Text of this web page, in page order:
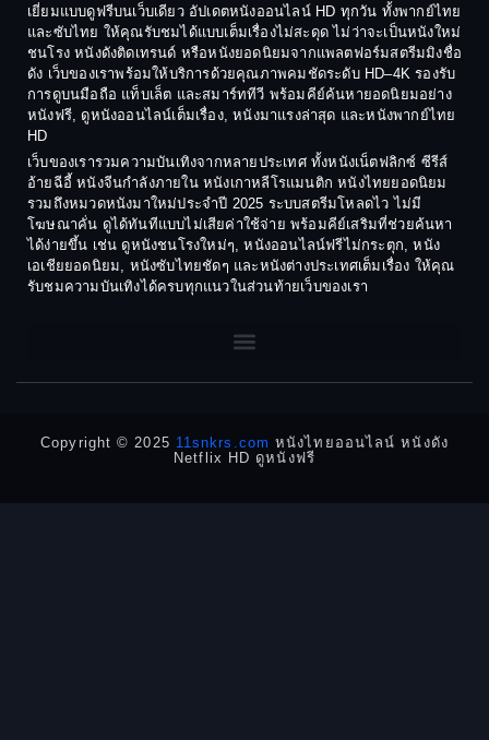
Coming-of-age ชีวิตวัยรุ่น
Crime อาชญากรรม
Crime อาชญากรรม
Culture
Dance เต้น
Dark Comedy ตลกร้าย
DC
Detective สืบสวน
1986
1985
1984
1983
1982
1981
1980
1978
1974
1973
1972
1971
1970
1969
1968
1964
เยี่ยมแบบดูฟรีบนเว็บเดียว อัปเดตหนังออนไลน์ HD ทุกวัน ทั้งพากย์ไทย
และซับไทย ให้คุณรับชมได้แบบเต็มเรื่องไม่สะดุด ไม่ว่าจะเป็นหนังใหม่
ชนโรง หนังดังติดเทรนด์ หรือหนังยอดนิยมจากแพลตฟอร์มสตรีมมิงชื่อ
ดัง เว็บของเราพร้อมให้บริการด้วยคุณภาพคมชัดระดับ HD–4K รองรับ
การดูบนมือถือ แท็บเล็ต และสมาร์ททีวี พร้อมคีย์ค้นหายอดนิยมอย่าง
หนังฟรี, ดูหนังออนไลน์เต็มเรื่อง, หนังมาแรงล่าสุด และหนังพากย์ไทย
HD
เว็บของเรารวมความบันเทิงจากหลายประเทศ ทั้งหนังเน็ตฟลิกซ์ ซีรีส์
อ้ายฉีอี้ หนังจีนกำลังภายใน หนังเกาหลีโรแมนติก หนังไทยยอดนิยม
รวมถึงหมวดหนังมาใหม่ประจำปี 2025 ระบบสตรีมโหลดไว ไม่มี
โฆษณาคั่น ดูได้ทันทีแบบไม่เสียค่าใช้จ่าย พร้อมคีย์เสริมที่ช่วยค้นหา
ได้ง่ายขึ้น เช่น ดูหนังชนโรงใหม่ๆ, หนังออนไลน์ฟรีไม่กระตุก, หนัง
เอเชียยอดนิยม, หนังซับไทยชัดๆ และหนังต่างประเทศเต็มเรื่อง ให้คุณ
รับชมความบันเทิงได้ครบทุกแนวในส่วนท้ายเว็บของเรา
Copyright © 2025 11snkrs.com หนังไทยออนไลน์ หนังดัง
Netflix HD ดูหนังฟรี